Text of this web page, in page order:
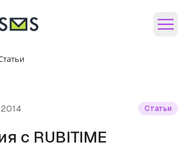
Статьи
с RUBITIME